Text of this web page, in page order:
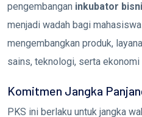
pengembangan inkubator
menjadi wadah bagi
mengembangkan produk,
sains, teknologi, serta ekonomi
Komitmen Jangka
PKS ini berlaku untuk jangka